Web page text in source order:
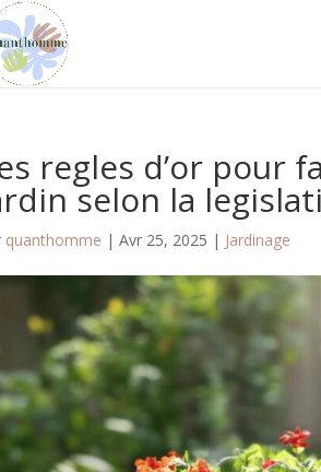
regles d’or pour
selon la
quanthomme |Avr 25, 2025 | Jardinage